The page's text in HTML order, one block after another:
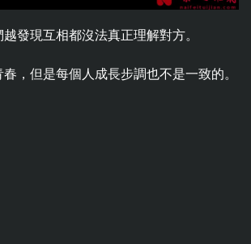
發現互相都沒法真正理解對方。
，但是每個人成長步調也不是一致的。